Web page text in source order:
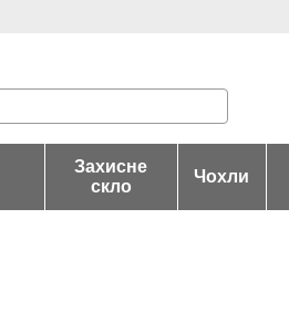
Захисне
скло
Чохли